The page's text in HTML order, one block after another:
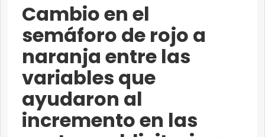
Cambio en el
semáforo de rojo a
naranja entre las
variables que
ayudaron al
incremento en las